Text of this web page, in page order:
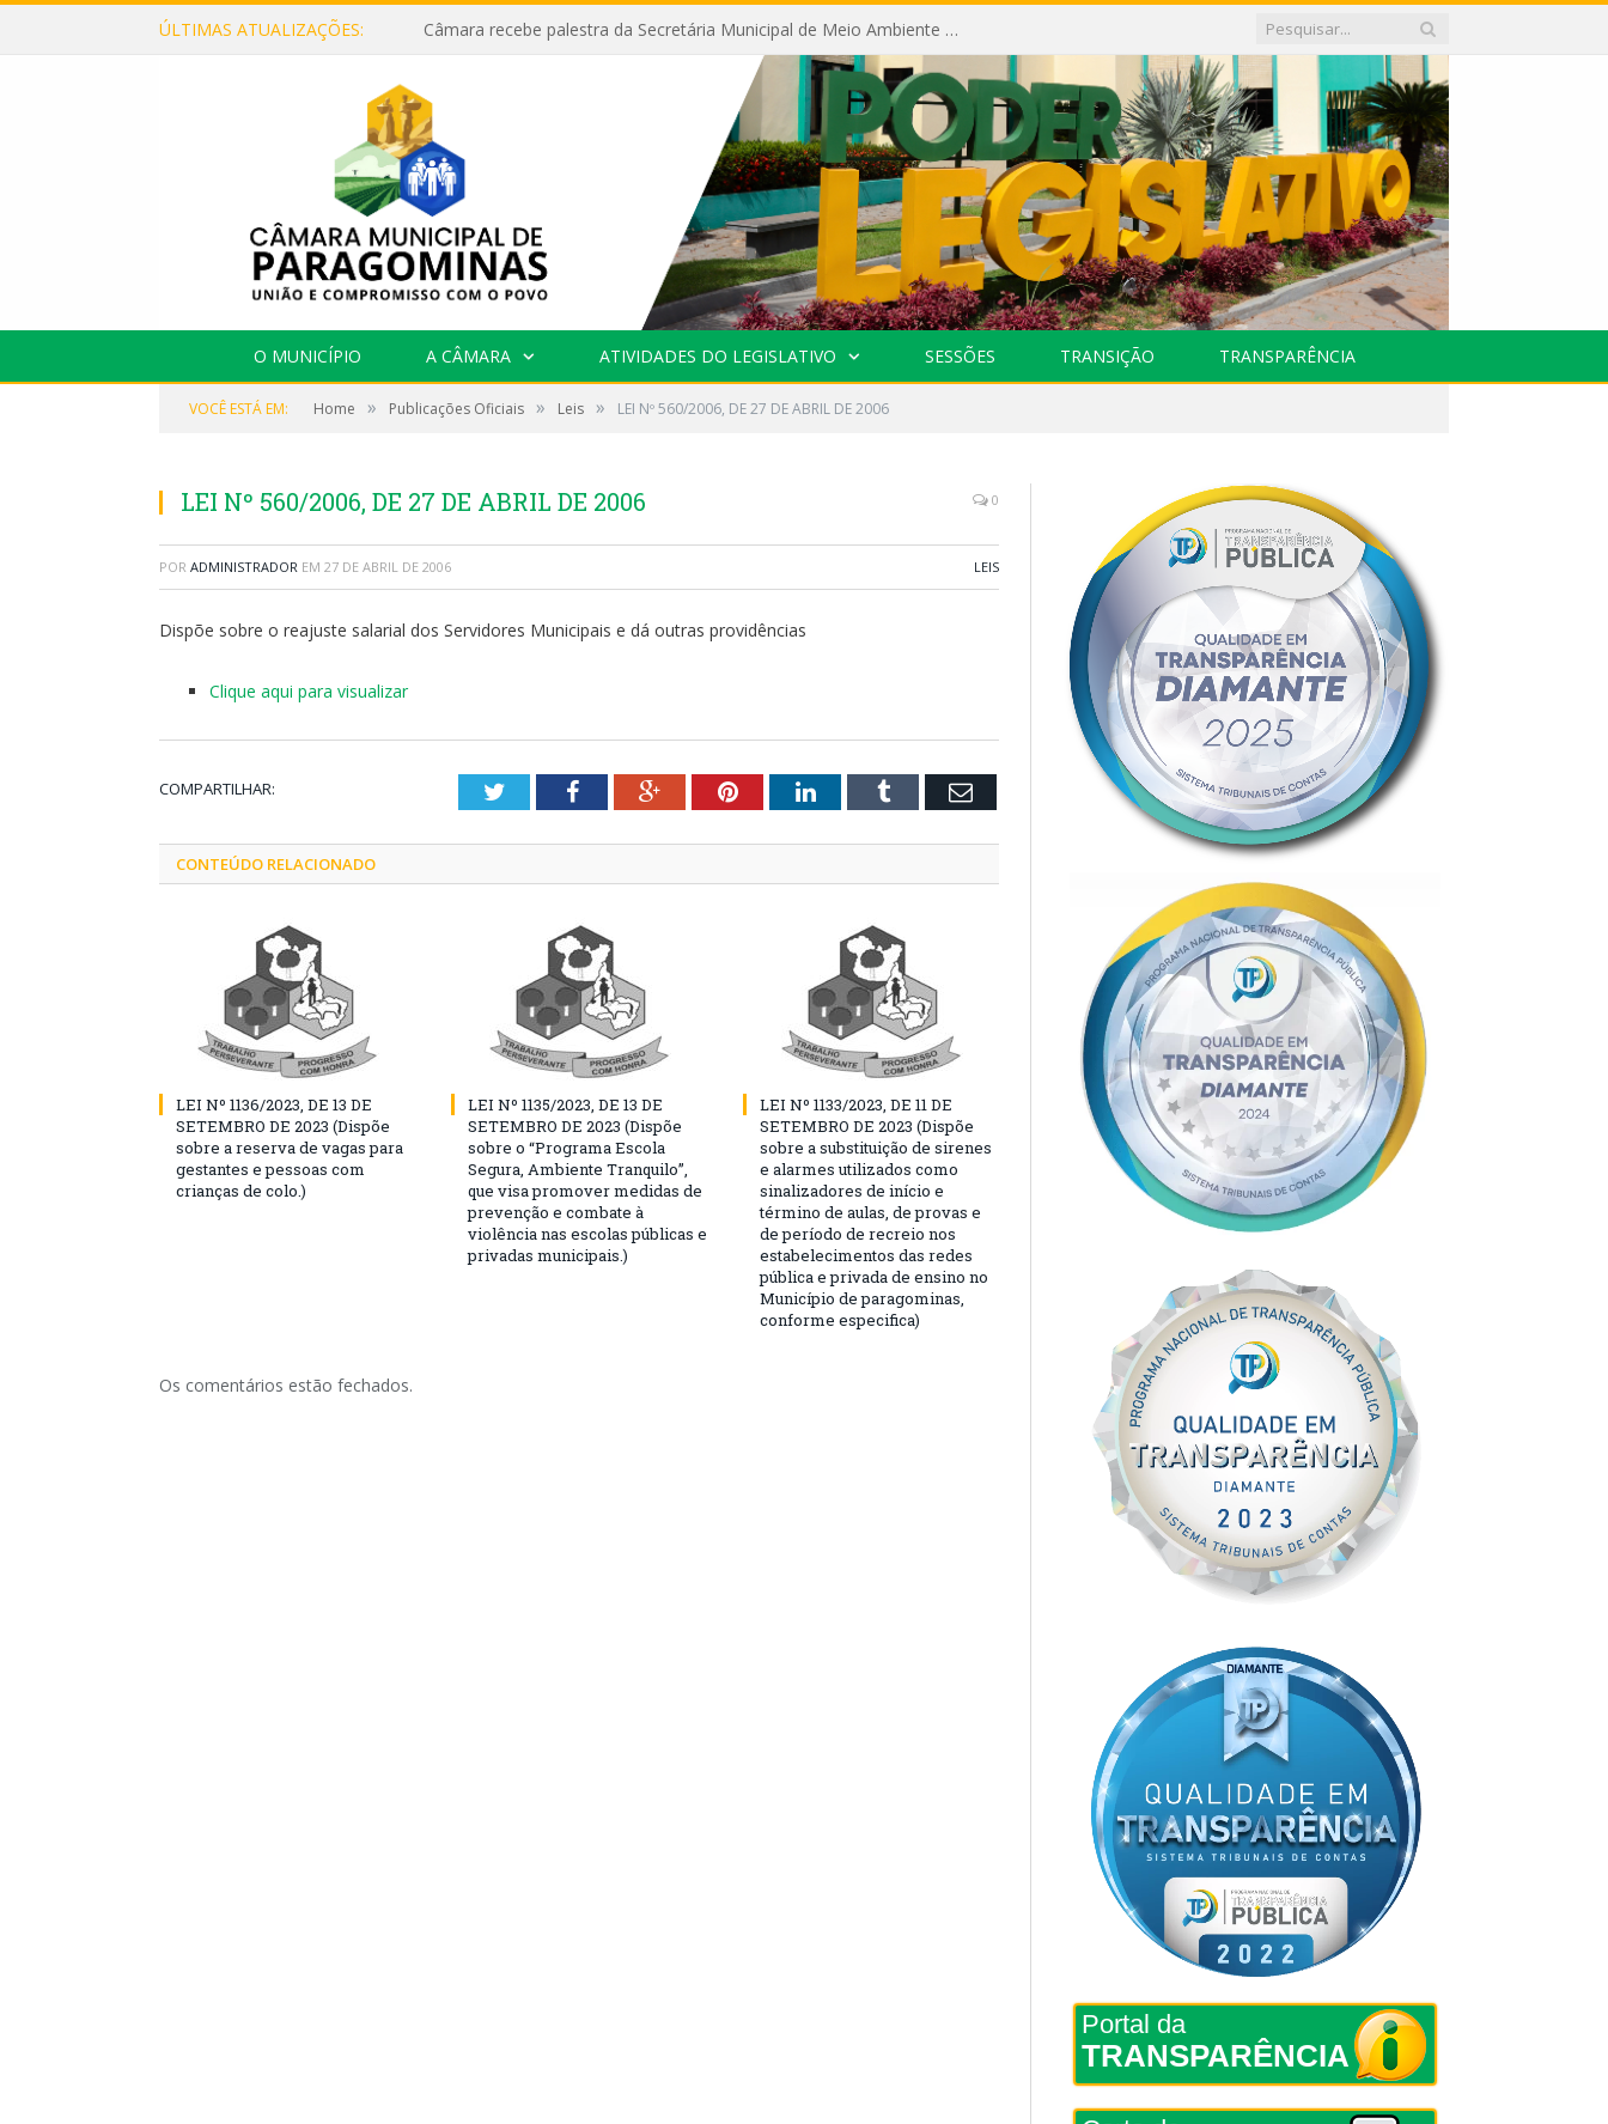
ÚLTIMAS ATUALIZAÇÕES: Câmara recebe palestra da Secretária Municipal de Meio Ambiente sobre as ações da “SEMANA DO MEIO AMBIENTE”
O MUNICÍPIO A CÂMARA ATIVIDADES DO LEGISLATIVO SESSÕES TRANSIÇÃO TRANSPARÊNCIA
VOCÊ ESTÁ EM: Home » Publicações Oficiais » Leis » LEI Nº 560/2006, DE 27 DE ABRIL DE 2006
LEI Nº 560/2006, DE 27 DE ABRIL DE 2006 0
POR ADMINISTRADOR EM 27 DE ABRIL DE 2006 LEIS
Dispõe sobre o reajuste salarial dos Servidores Municipais e dá outras providências
Clique aqui para visualizar
COMPARTILHAR: TwitterFacebookGoogle+PinterestLinkedInTumblr Email
CONTEÚDO RELACIONADO
LEI Nº 1136/2023, DE 13 DE
SETEMBRO DE 2023 (Dispõe
sobre a reserva de vagas para
gestantes e pessoas com
crianças de colo.)
LEI Nº 1135/2023, DE 13 DE
SETEMBRO DE 2023 (Dispõe
sobre o “Programa Escola
Segura, Ambiente Tranquilo”,
que visa promover medidas de
prevenção e combate à
violência nas escolas públicas e
privadas municipais.)
LEI Nº 1133/2023, DE 11 DE
SETEMBRO DE 2023 (Dispõe
sobre a substituição de sirenes
e alarmes utilizados como
sinalizadores de início e
término de aulas, de provas e
de período de recreio nos
estabelecimentos das redes
pública e privada de ensino no
Município de paragominas,
conforme especifica)
Os comentários estão fechados.
Portal da
TRANSPARÊNCIA